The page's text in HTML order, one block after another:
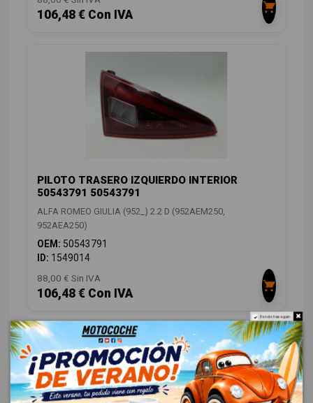
106,48 € Con IVA
PILOTO TRASERO IZQUIERDO INTERIOR
50543791 50543791
ALFA ROMEO GIULIA (952_) 2.2 D (952AEM250,
952AEA250)
OEM: 50543791
ID: 1549014
88,00 € Sin IVA
106,48 € Con IVA
CAMBIO / EMBRAGUE 4
Do not show again.